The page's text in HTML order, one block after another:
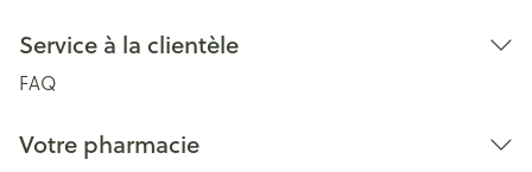
Service à la clientèle
FAQ
Votre pharmacie